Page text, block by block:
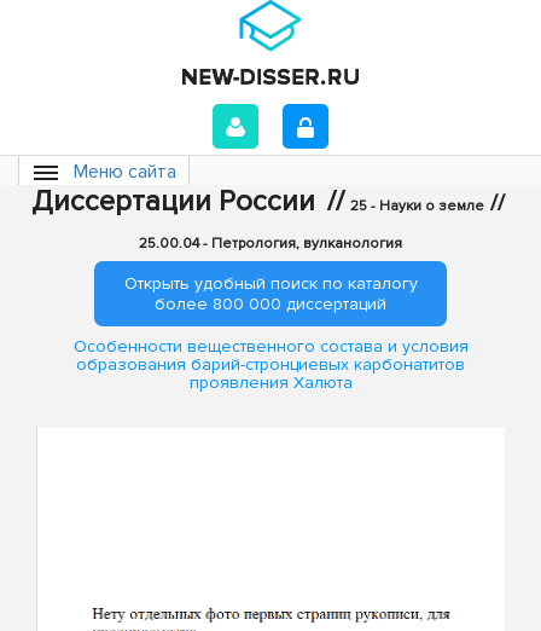
Меню сайта
Диссертации России // 25 - Науки о земле //
25.00.04 - Петрология, вулканология
Открыть удобный поиск по каталогу
более 800 000 диссертаций
Особенности вещественного состава и условия
образования барий-стронциевых карбонатитов
проявления Халюта